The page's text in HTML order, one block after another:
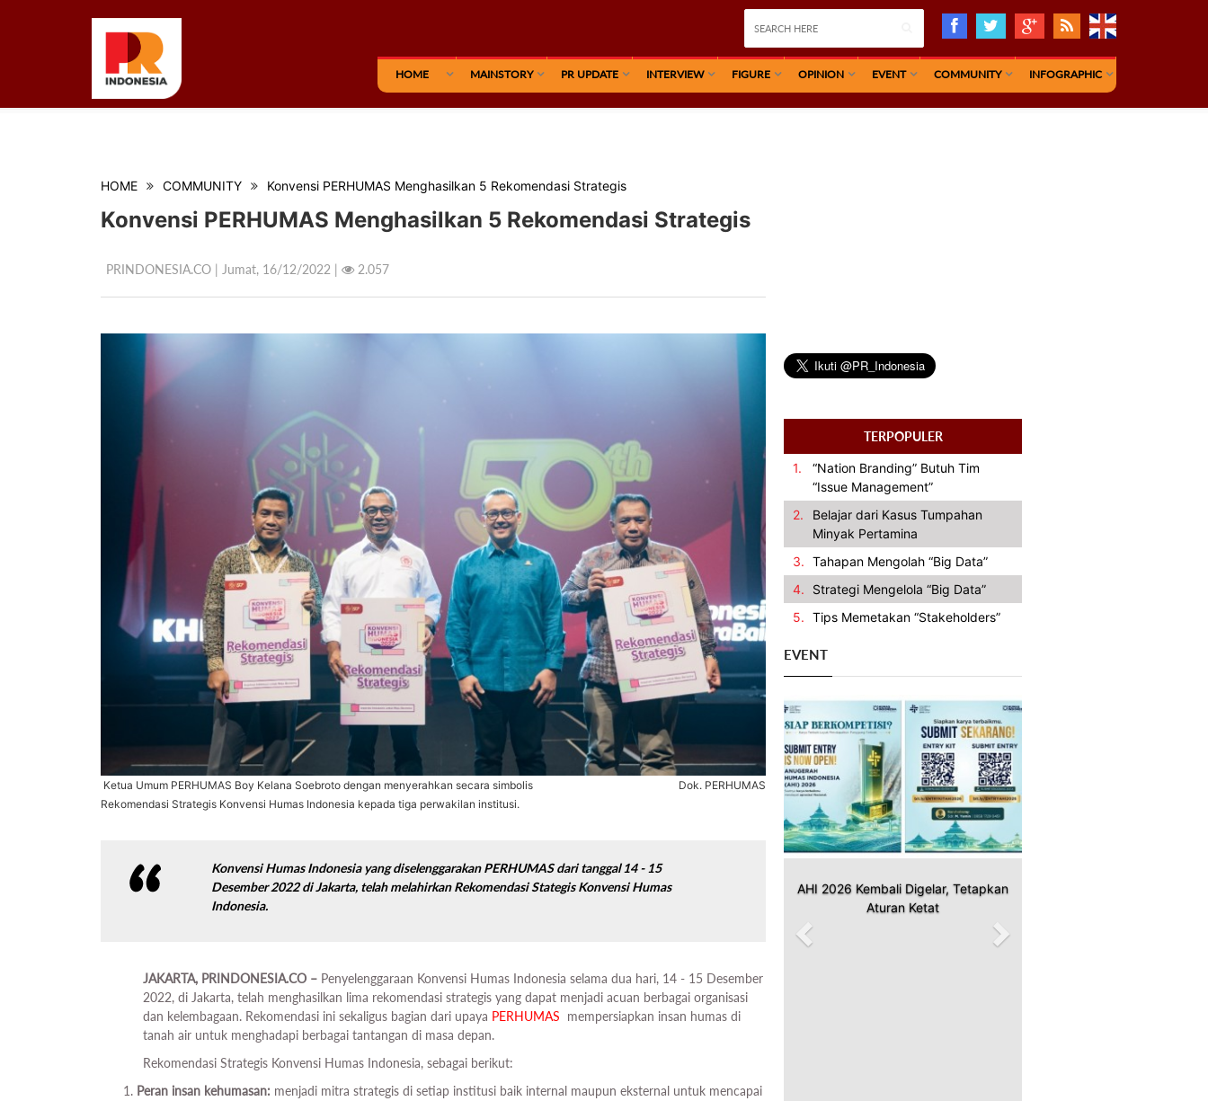
HOME MAINSTORY PR UPDATE INTERVIEW FIGURE OPINION EVENT COMMUNITY INFOGRAPHIC
HOME COMMUNITY Konvensi PERHUMAS Menghasilkan 5 Rekomendasi Strategis
Konvensi PERHUMAS Menghasilkan 5 Rekomendasi Strategis
PRINDONESIA.CO | Jumat, 16/12/2022 | 2.057
Ketua Umum PERHUMAS Boy Kelana Soebroto dengan menyerahkan secara simbolis
Rekomendasi Strategis Konvensi Humas Indonesia kepada tiga perwakilan institusi.
Dok. PERHUMAS
Konvensi Humas Indonesia yang diselenggarakan PERHUMAS dari tanggal 14 - 15
Desember 2022 di Jakarta, telah melahirkan Rekomendasi Stategis Konvensi Humas
Indonesia.
JAKARTA, PRINDONESIA.CO – Penyelenggaraan Konvensi Humas Indonesia selama dua hari, 14 - 15 Desember
2022, di Jakarta, telah menghasilkan lima rekomendasi strategis yang dapat menjadi acuan berbagai organisasi
dan kelembagaan. Rekomendasi ini sekaligus bagian dari upaya PERHUMAS mempersiapkan insan humas di
tanah air untuk menghadapi berbagai tantangan di masa depan.
Rekomendasi Strategis Konvensi Humas Indonesia, sebagai berikut:
Peran insan kehumasan: menjadi mitra strategis di setiap institusi baik internal maupun eksternal untuk mencapai
TERPOPULER
1.
“Nation Branding” Butuh Tim
“Issue Management”
2.
Belajar dari Kasus Tumpahan
Minyak Pertamina
3. Tahapan Mengolah “Big Data”
4.
Strategi Mengelola “Big Data”
5. Tips Memetakan “Stakeholders”
EVENT
AHI 2026 Kembali Digelar, Tetapkan
Aturan Ketat
Previous Next